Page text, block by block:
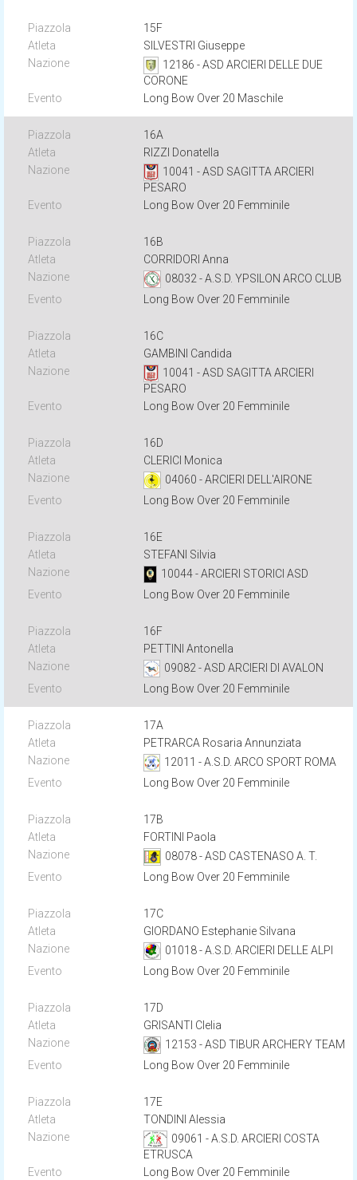
15F
SILVESTRI Giuseppe
12186 - ASD ARCIERI DELLE DUE
CORONE
Long Bow Over 20 Maschile
16A
RIZZI Donatella
10041 - ASD SAGITTA ARCIERI
PESARO
Long Bow Over 20 Femminile
16B
CORRIDORI Anna
08032 - A.S.D. YPSILON ARCO CLUB
Long Bow Over 20 Femminile
16C
GAMBINI Candida
10041 - ASD SAGITTA ARCIERI
PESARO
Long Bow Over 20 Femminile
16D
CLERICI Monica
04060 - ARCIERI DELL'AIRONE
Long Bow Over 20 Femminile
16E
STEFANI Silvia
10044 - ARCIERI STORICI ASD
Long Bow Over 20 Femminile
16F
PETTINI Antonella
09082 - ASD ARCIERI DI AVALON
Long Bow Over 20 Femminile
17A
PETRARCA Rosaria Annunziata
12011 - A.S.D. ARCO SPORT ROMA
Long Bow Over 20 Femminile
17B
FORTINI Paola
08078 - ASD CASTENASO A. T.
Long Bow Over 20 Femminile
17C
GIORDANO Estephanie Silvana
01018 - A.S.D. ARCIERI DELLE ALPI
Long Bow Over 20 Femminile
17D
GRISANTI Clelia
12153 - ASD TIBUR ARCHERY TEAM
Long Bow Over 20 Femminile
17E
TONDINI Alessia
09061 - A.S.D. ARCIERI COSTA
ETRUSCA
Long Bow Over 20 Femminile